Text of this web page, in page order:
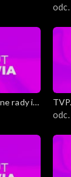
odc.
rady i
odc.